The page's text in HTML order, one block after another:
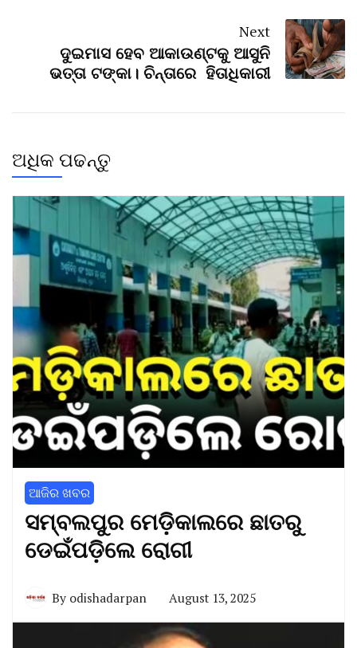
Next
ଦୁଇମାସ ହେବ ଆକାଉଣ୍ଟକୁ ଆସୁନି
ଭତ୍ତା ଟଙ୍କା। ଚିନ୍ତାରେ ହିତାଧିକାରୀ
ଅଧିକ ପଢନ୍ତୁ
ଆଜିର ଖବର
ସମ୍ବଲପୁର ମେଡ଼ିକାଲରେ ଛାତରୁ
ଡେଇଁପଡ଼ିଲେ ରୋଗୀ
By odishadarpan August 13, 2025